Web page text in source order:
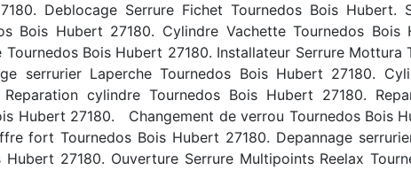
Deblocage Serrure Fichet Tournedos Bois Hubert.
Bois Hubert 27180. Cylindre Vachette Tournedos
Bois Hubert 27180. Installateur Serrure
serrurier Laperche Tournedos Bois Hubert 27180.
cylindre Tournedos Bois Hubert 27180.
Hubert 27180. Changement de verrou Tournedos Bois
fort Tournedos Bois Hubert 27180. Depannage
27180. Ouverture Serrure Multipoints Reelax